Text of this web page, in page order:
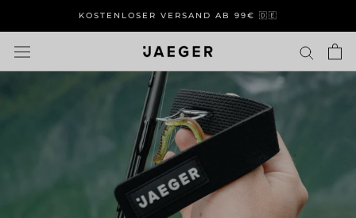
Inhalt
KOSTENLOSER VERSAND AB 99€ 🇩🇪